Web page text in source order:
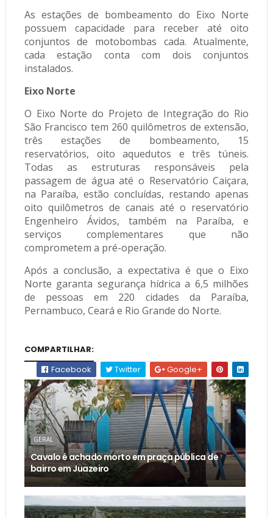
As estações de bombeamento do Eixo Norte
possuem capacidade para receber até oito
conjuntos de motobombas cada. Atualmente,
cada estação conta com dois conjuntos
instalados.
Eixo Norte
O Eixo Norte do Projeto de Integração do Rio
São Francisco tem 260 quilômetros de extensão,
três estações de bombeamento, 15
reservatórios, oito aquedutos e três túneis.
Todas as estruturas responsáveis pela
passagem de água até o Reservatório Caiçara,
na Paraíba, estão concluídas, restando apenas
oito quilômetros de canais até o reservatório
Engenheiro Ávidos, também na Paraíba, e
serviços complementares que não
comprometem a pré-operação.
Após a conclusão, a expectativa é que o Eixo
Norte garanta segurança hídrica a 6,5 milhões
de pessoas em 220 cidades da Paraíba,
Pernambuco, Ceará e Rio Grande do Norte.
COMPARTILHAR:
Facebook
Twitter Google+
GERAL
Cavalo é achado morto em praça pública de
bairro em Juazeiro